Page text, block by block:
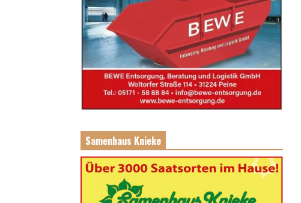
Samenhaus Knieke